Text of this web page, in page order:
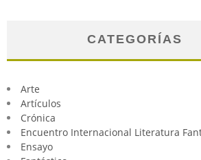
CATEGORÍAS
Arte
Artículos
Crónica
Encuentro Internacional Literatura
Ensayo